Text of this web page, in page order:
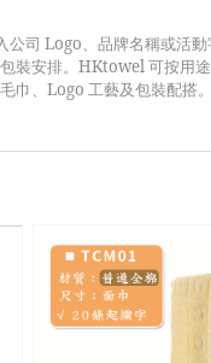
司 Logo、品牌名稱或活動
裝安排。HKtowel 可按用
巾、Logo 工藝及包裝配搭